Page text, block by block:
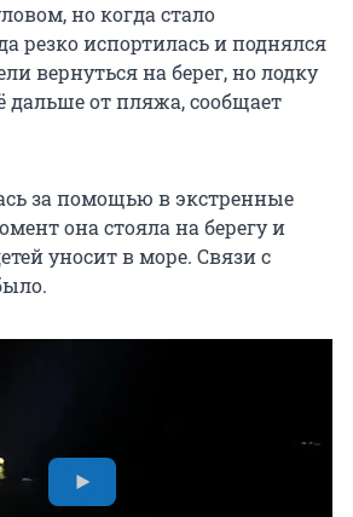
но когда стало
резко испортилась и поднялся
вернуться на берег, но лодку
дальше от пляжа, сообщает
за помощью в экстренные
она стояла на берегу и
уносит в море. Связи с